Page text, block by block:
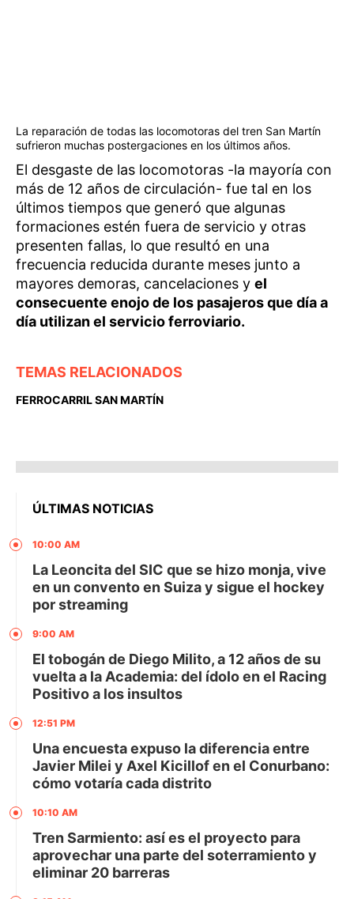
La reparación de todas las locomotoras del tren San Martín
sufrieron muchas postergaciones en los últimos años.
El desgaste de las locomotoras -la mayoría con
más de 12 años de circulación- fue tal en los
últimos tiempos que generó que algunas
formaciones estén fuera de servicio y otras
presenten fallas, lo que resultó en una
frecuencia reducida durante meses junto a
mayores demoras, cancelaciones y el
consecuente enojo de los pasajeros que día a
día utilizan el servicio ferroviario.
TEMAS RELACIONADOS
FERROCARRIL SAN MARTÍN
ÚLTIMAS NOTICIAS
10:00 AM
La Leoncita del SIC que se hizo monja, vive
en un convento en Suiza y sigue el hockey
por streaming
9:00 AM
El tobogán de Diego Milito, a 12 años de su
vuelta a la Academia: del ídolo en el Racing
Positivo a los insultos
12:51 PM
Una encuesta expuso la diferencia entre
Javier Milei y Axel Kicillof en el Conurbano:
cómo votaría cada distrito
10:10 AM
Tren Sarmiento: así es el proyecto para
aprovechar una parte del soterramiento y
eliminar 20 barreras